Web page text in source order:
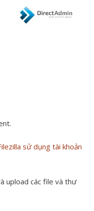
sử dụng tài khoản
upload các file và thư